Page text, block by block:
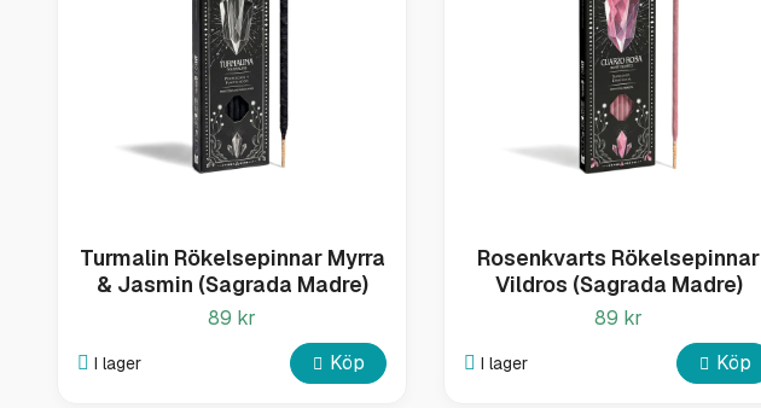
Turmalin Rökelsepinnar Myrra
& Jasmin (Sagrada Madre)
89 kr
I lager Köp
Rosenkvarts Rökelsepinnar
Vildros (Sagrada Madre)
89 kr
I lager Köp